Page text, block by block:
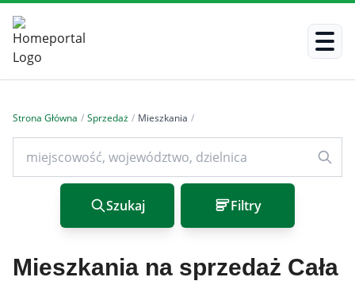
Strona Główna / Sprzedaż / Mieszkania /
Szukaj Filtry
Mieszkania na sprzedaż Cała